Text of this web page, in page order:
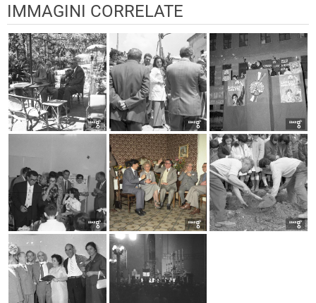
IMMAGINI CORRELATE